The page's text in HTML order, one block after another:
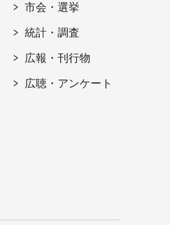
市会・選挙
統計・調査
広報・刊行物
広聴・アンケート